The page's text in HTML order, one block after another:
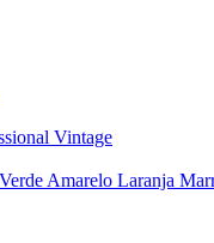
Vintage
Verde Amarelo Laranja